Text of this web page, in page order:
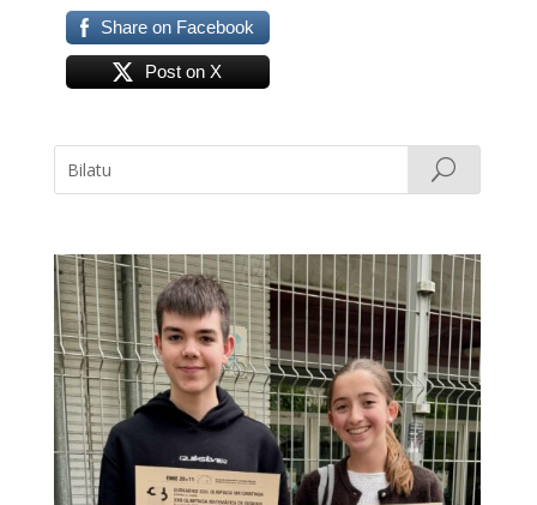
Share on Facebook
Post on X